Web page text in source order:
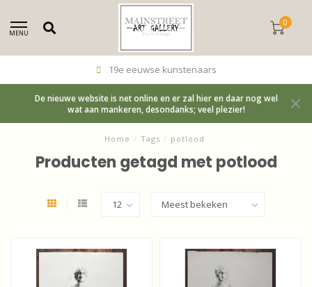
MENU
0
19e eeuwse kunstenaars
De nieuwe website is net online en er zal hier en daar nog wel
wat aan mankeren, desondanks; veel plezier!
Home / Tags / potlood
Producten getagd met potlood